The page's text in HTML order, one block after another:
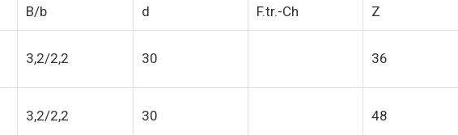
B/b d F.tr.-Ch Z
3,2/2,2 30 36
3,2/2,2 30 48